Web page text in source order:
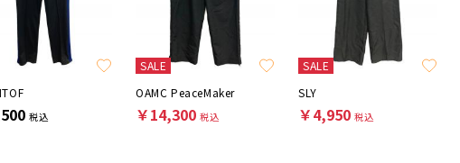
税込
SALE
OAMC PeaceMaker
￥14,300 税込
SALE
SLY
￥4,950 税込